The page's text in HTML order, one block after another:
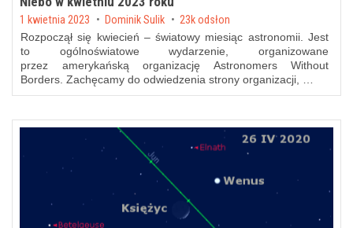
Posted on
1 kwietnia 2023 byDominik Sulik 23k odsłon
Rozpoczął się kwiecień – światowy miesiąc astronomii. Jest
to ogólnoświatowe wydarzenie, organizowane
przez amerykańską organizację Astronomers Without
Borders. Zachęcamy do odwiedzenia strony organizacji, …